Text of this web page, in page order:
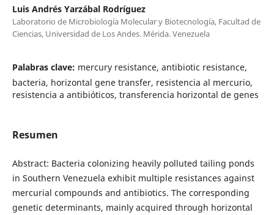
Luis Andrés Yarzábal Rodríguez
Laboratorio de Microbiología Molecular y Biotecnología, Facultad de
Ciencias, Universidad de Los Andes. Mérida. Venezuela
Palabras clave: mercury resistance, antibiotic resistance,
bacteria, horizontal gene transfer, resistencia al mercurio,
resistencia a antibióticos, transferencia horizontal de genes
Resumen
Abstract: Bacteria colonizing heavily polluted tailing ponds
in Southern Venezuela exhibit multiple resistances against
mercurial compounds and antibiotics. The corresponding
genetic determinants, mainly acquired through horizontal